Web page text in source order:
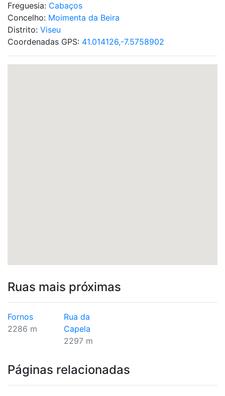
Freguesia: Cabaços
Concelho: Moimenta da Beira
Distrito: Viseu
Coordenadas GPS: 41.014126,-7.5758902
Ruas mais próximas
Fornos
2286 m
Rua da
Capela
2297 m
Páginas relacionadas